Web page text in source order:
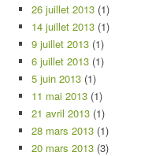
26 juillet 2013 (1)
14 juillet 2013 (1)
9 juillet 2013 (1)
6 juillet 2013 (1)
5 juin 2013 (1)
11 mai 2013 (1)
21 avril 2013 (1)
28 mars 2013 (1)
20 mars 2013 (3)